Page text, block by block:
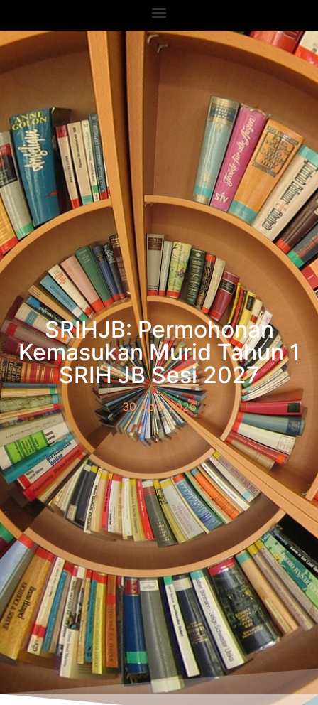
SRIHJB: Permohonan
Kemasukan Murid Tahun 1
SRIH JB Sesi 2027
30 April 2026